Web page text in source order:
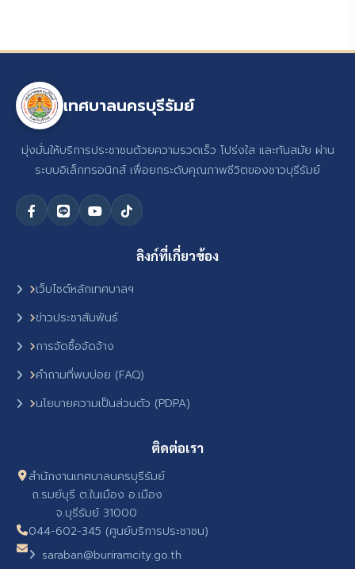
เทศบาลนครบุรีรัมย์
มุ่งมั่นให้บริการประชาชนด้วยความรวดเร็ว โปร่งใส และทันสมัย ผ่าน
ระบบอิเล็กทรอนิกส์ เพื่อยกระดับคุณภาพชีวิตของชาวบุรีรัมย์
ลิงก์ที่เกี่ยวข้อง
เว็บไซต์หลักเทศบาลฯ
ข่าวประชาสัมพันธ์
การจัดซื้อจัดจ้าง
คำถามที่พบบ่อย (FAQ)
นโยบายความเป็นส่วนตัว (PDPA)
ติดต่อเรา
สำนักงานเทศบาลนครบุรีรัมย์
ถ.รมย์บุรี ต.ในเมือง อ.เมือง
จ.บุรีรัมย์ 31000
044-602-345 (ศูนย์บริการประชาชน)
saraban@buriramcity.go.th